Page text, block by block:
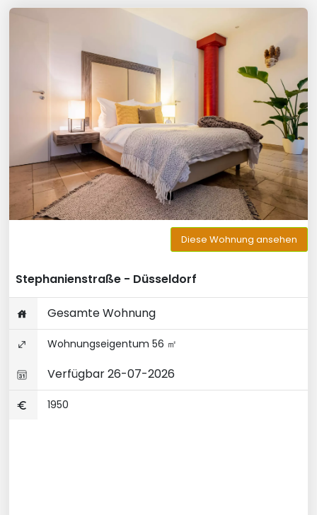
Diese Wohnung ansehen
Stephanienstraße - Düsseldorf
Gesamte Wohnung
Wohnungseigentum 56 ㎡
Verfügbar 26-07-2026
1950